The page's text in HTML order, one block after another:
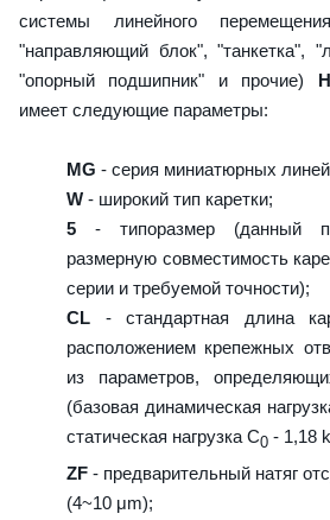
системы линейного
"направляющий блок", "танкетка",
"опорный подшипник" и прочие)
имеет следующие параметры:
MG - серия миниатюрных
W - широкий тип каретки;
5 - типоразмер (данный
размерную совместимость
серии и требуемой точности);
CL - стандартная длина
расположением крепежных
из параметров,
(базовая динамическая
статическая нагрузка С0 - 1,18
ZF - предварительный натяг
(4~10 μm);